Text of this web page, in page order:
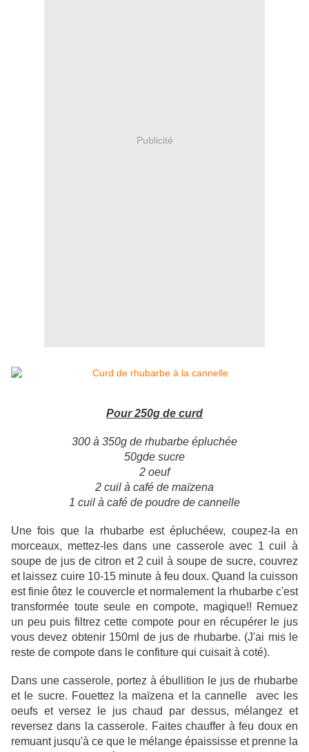
Publicité
Pour 250g de curd
300 à 350g de rhubarbe épluchée
50gde sucre
2 oeuf
2 cuil à café de maïzena
1 cuil à café de poudre de cannelle
Une fois que la rhubarbe est épluchéew, coupez-la en
morceaux, mettez-les dans une casserole avec 1 cuil à
soupe de jus de citron et 2 cuil à soupe de sucre, couvrez
et laissez cuire 10-15 minute à feu doux. Quand la cuisson
est finie ôtez le couvercle et normalement la rhubarbe c'est
transformée toute seule en compote, magique!! Remuez
un peu puis filtrez cette compote pour en récupérer le jus
vous devez obtenir 150ml de jus de rhubarbe. (J'ai mis le
reste de compote dans le confiture qui cuisait à coté).
Dans une casserole, portez à ébullition le jus de rhubarbe
et le sucre. Fouettez la maïzena et la cannelle avec les
oeufs et versez le jus chaud par dessus, mélangez et
reversez dans la casserole. Faites chauffer à feu doux en
remuant jusqu'à ce que le mélange épaississe et prenne la